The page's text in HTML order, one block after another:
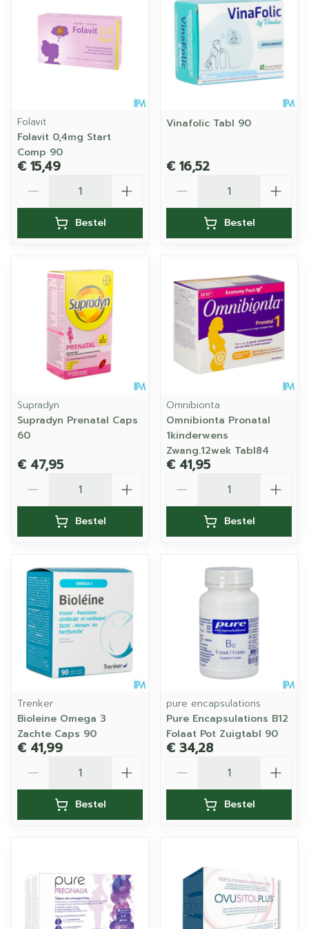
Folavit
Folavit 0,4mg Start
Comp 90
€ 15,49
Bestel
Vinafolic Tabl 90
€ 16,52
Bestel
Supradyn
Supradyn Prenatal Caps
60
€ 47,95
Bestel
Omnibionta
Omnibionta Pronatal
1kinderwens
Zwang.12wek Tabl84
€ 41,95
Bestel
Trenker
Bioleine Omega 3
Zachte Caps 90
€ 41,99
Bestel
pure encapsulations
Pure Encapsulations B12
Folaat Pot Zuigtabl 90
€ 34,28
Bestel